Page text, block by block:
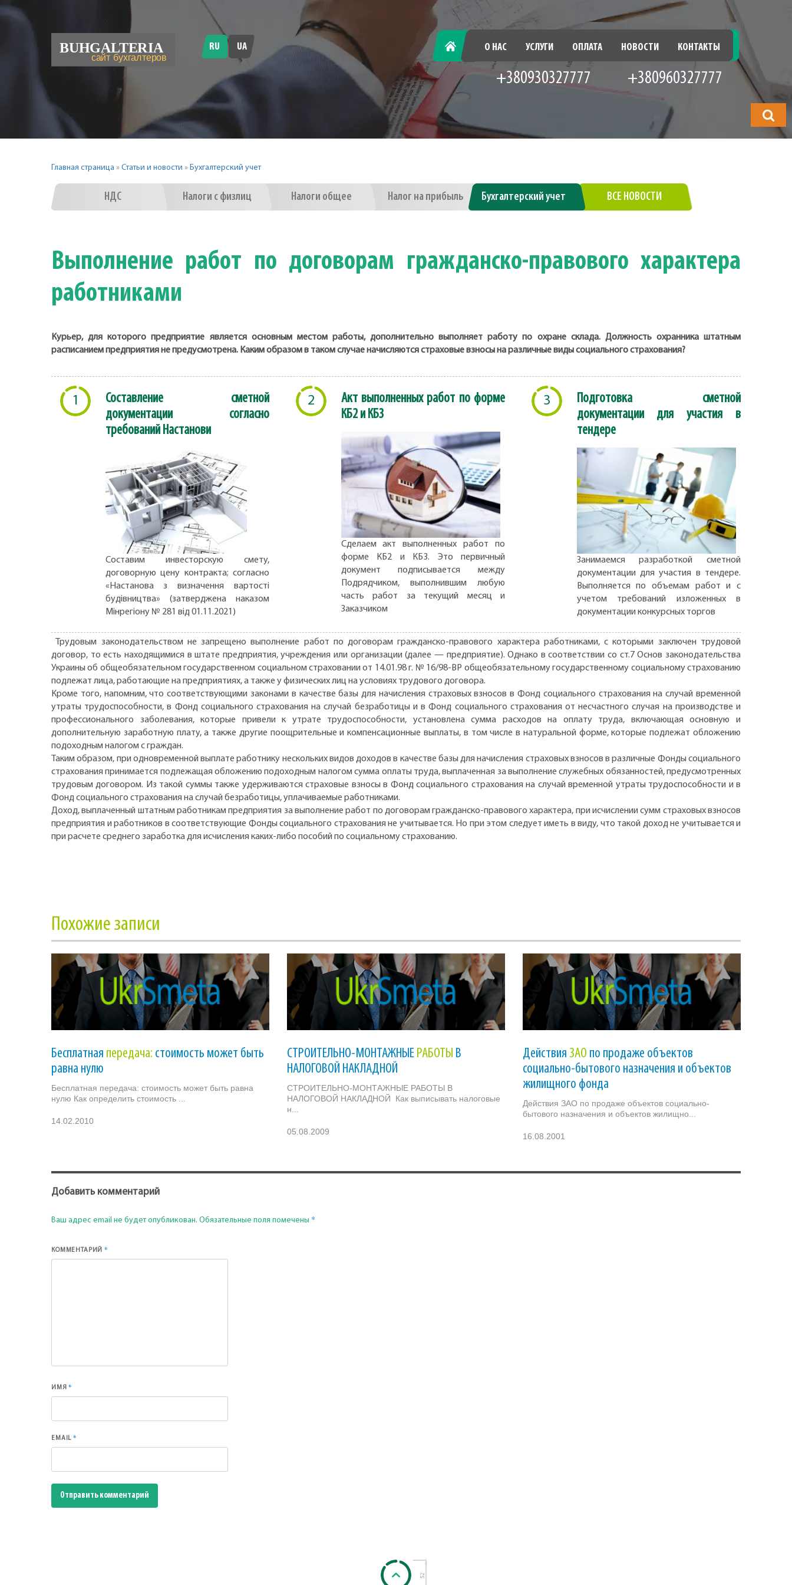
будете
RU UA ГЛАВНАЯ О НАС УСЛУГИ ОПЛАТА НОВОСТИ КОНТАКТЫ
+380930327777 +380960327777
Главная страница » Статьи и новости » Бухгалтерский учет
НДС Налоги с физлиц Налоги общее Налог на прибыль Бухгалтерский учет ВСЕ НОВОСТИ
Выполнение работ по договорам гражданско-правового характера
работниками
Курьер, для которого предприятие является основным местом работы, дополнительно выполняет работу по охране склада. Должность охранника штатным
расписанием предприятия не предусмотрена. Каким образом в таком случае начисляются страховые взносы на различные виды социального страхования?
1
Составление сметной
документации согласно
требований Настанови
Составим инвесторскую смету,
договорную цену контракта; согласно
«Настанова з визначення вартості
будівництва» (затверджена наказом
Мінрегіону № 281 від 01.11.2021)
2
Акт выполненных работ по форме
КБ2 и КБ3
Сделаем акт выполненных работ по
форме КБ2 и КБ3. Это первичный
документ подписывается между
Подрядчиком, выполнившим любую
часть работ за текущий месяц и
Заказчиком
3
Подготовка сметной
документации для участия в
тендере
Занимаемся разработкой сметной
документации для участия в тендере.
Выполняется по объемам работ и с
учетом требований изложенных в
документации конкурсных торгов
Трудовым законодательством не запрещено выполнение работ по договорам гражданско-правового характера работниками, с которыми заключен трудовой
договор, то есть находящимися в штате предприятия, учреждения или организации (далее — предприятие). Однако в соответствии со ст.7 Основ законодательства
Украины об общеобязательном государственном социальном страховании от 14.01.98 г. № 16/98-ВР общеобязательному государственному социальному страхованию
подлежат лица, работающие на предприятиях, а также у физических лиц на условиях трудового договора.
Кроме того, напомним, что соответствующими законами в качестве базы для начисления страховых взносов в Фонд социального страхования на случай временной
утраты трудоспособности, в Фонд социального страхования на случай безработицы и в Фонд социального страхования от несчастного случая на производстве и
профессионального заболевания, которые привели к утрате трудоспособности, установлена сумма расходов на оплату труда, включающая основную и
дополнительную заработную плату, а также другие поощрительные и компенсационные выплаты, в том числе в натуральной форме, которые подлежат обложению
подоходным налогом с граждан.
Таким образом, при одновременной выплате работнику нескольких видов доходов в качестве базы для начисления страховых взносов в различные Фонды социального
страхования принимается подлежащая обложению подоходным налогом сумма оплаты труда, выплаченная за выполнение служебных обязанностей, предусмотренных
трудовым договором. Из такой суммы также удерживаются страховые взносы в Фонд социального страхования на случай временной утраты трудоспособности и в
Фонд социального страхования на случай безработицы, уплачиваемые работниками.
Доход, выплаченный штатным работникам предприятия за выполнение работ по договорам гражданско-правового характера, при исчислении сумм страховых взносов
предприятия и работников в соответствующие Фонды социального страхования не учитывается. Но при этом следует иметь в виду, что такой доход не учитывается и
при расчете среднего заработка для исчисления каких-либо пособий по социальному страхованию.
Похожие записи
Бесплатная передача: стоимость может быть
равна нулю
Бесплатная передача: стоимость может быть равна
нулю Как определить стоимость ...
14.02.2010
СТРОИТЕЛЬНО-МОНТАЖНЫЕ РАБОТЫ В
НАЛОГОВОЙ НАКЛАДНОЙ
СТРОИТЕЛЬНО-МОНТАЖНЫЕ РАБОТЫ В
НАЛОГОВОЙ НАКЛАДНОЙ Как выписывать налоговые
н...
05.08.2009
Действия ЗАО по продаже объектов
социально-бытового назначения и объектов
жилищного фонда
Действия ЗАО по продаже объектов социально-
бытового назначения и объектов жилищно...
16.08.2001
Добавить комментарий
Ваш адрес email не будет опубликован. Обязательные поля помечены *
КОММЕНТАРИЙ*
ИМЯ*
EMAIL*